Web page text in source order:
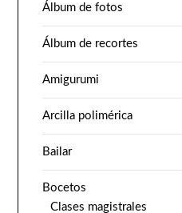
Álbum de fotos
Álbum de recortes
Amigurumi
Arcilla polimérica
Bailar
Bocetos
Clases magistrales